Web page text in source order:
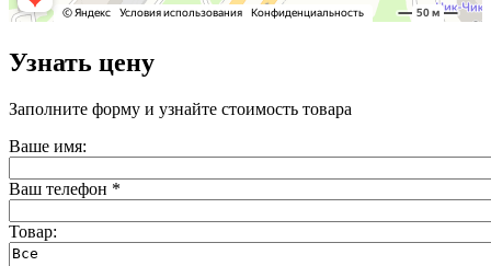
Узнать цену
Заполните форму и узнайте стоимость товара
Ваше имя:
Ваш телефон *
Товар: